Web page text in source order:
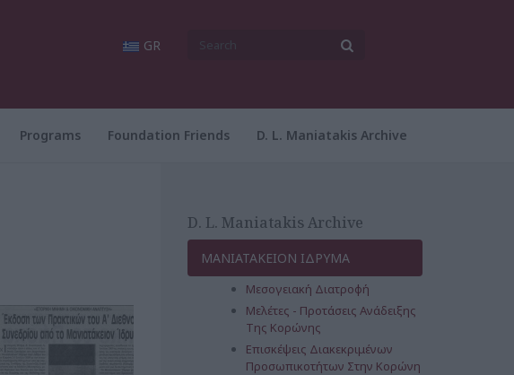
GR
Programs Foundation Friends D. L. Maniatakis Archive
D. L. Maniatakis Archive
ΜΑΝΙΑΤΑΚΕΙΟΝ ΙΔΡΥΜΑ
Μεσογειακή Διατροφή
Μελέτες - Προτάσεις Ανάδειξης
Της Κορώνης
Επισκέψεις Διακεκριμένων
Προσωπικοτήτων Στην Κορώνη